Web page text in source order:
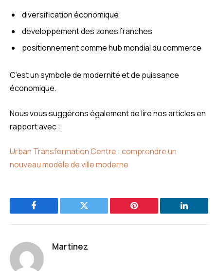
diversification économique
développement des zones franches
positionnement comme hub mondial du commerce
C’est un symbole de modernité et de puissance
économique.
Nous vous suggérons également de lire nos articles en
rapport avec :
Urban Transformation Centre : comprendre un
nouveau modèle de ville moderne
Facebook Twitter Pinterest LinkedIn
Martinez